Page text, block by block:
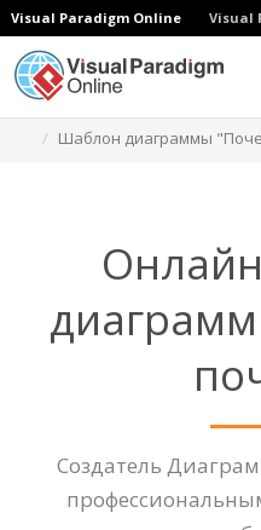
Visual Paradigm Online Visual
Шаблон диаграммы
Создатель